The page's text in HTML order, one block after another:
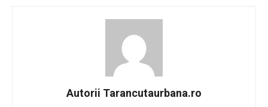
Autorii Tarancutaurbana.ro